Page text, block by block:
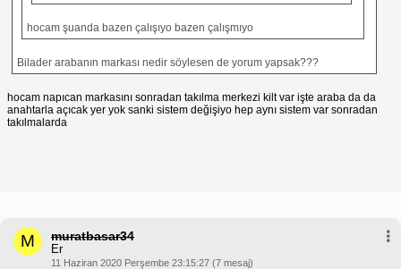
hocam şuanda bazen çalışıyo bazen çalışmıyo
Bilader arabanın markası nedir söylesen de yorum yapsak???
hocam napıcan markasını sonradan takılma merkezi kilt var işte araba da da
anahtarla açıcak yer yok sanki sistem değişiyo hep aynı sistem var sonradan
takılmalarda
M muratbasar34
Er
11 Haziran 2020 Perşembe 23:15:27 (7 mesaj)